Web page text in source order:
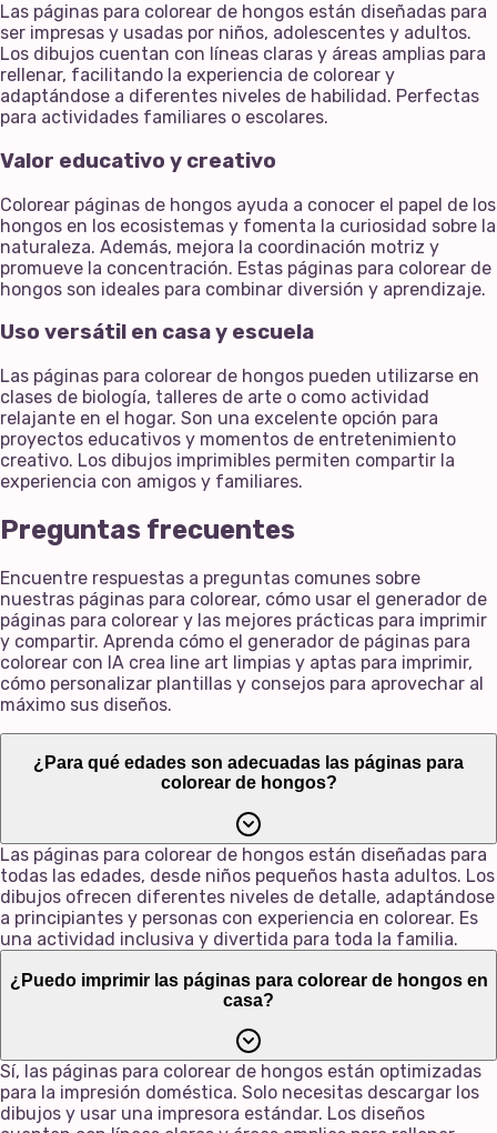
Las páginas para colorear de hongos están diseñadas para
ser impresas y usadas por niños, adolescentes y adultos.
Los dibujos cuentan con líneas claras y áreas amplias para
rellenar, facilitando la experiencia de colorear y
adaptándose a diferentes niveles de habilidad. Perfectas
para actividades familiares o escolares.
Valor educativo y creativo
Colorear páginas de hongos ayuda a conocer el papel de los
hongos en los ecosistemas y fomenta la curiosidad sobre la
naturaleza. Además, mejora la coordinación motriz y
promueve la concentración. Estas páginas para colorear de
hongos son ideales para combinar diversión y aprendizaje.
Uso versátil en casa y escuela
Las páginas para colorear de hongos pueden utilizarse en
clases de biología, talleres de arte o como actividad
relajante en el hogar. Son una excelente opción para
proyectos educativos y momentos de entretenimiento
creativo. Los dibujos imprimibles permiten compartir la
experiencia con amigos y familiares.
Preguntas frecuentes
Encuentre respuestas a preguntas comunes sobre
nuestras páginas para colorear, cómo usar el generador de
páginas para colorear y las mejores prácticas para imprimir
y compartir. Aprenda cómo el generador de páginas para
colorear con IA crea line art limpias y aptas para imprimir,
cómo personalizar plantillas y consejos para aprovechar al
máximo sus diseños.
¿Para qué edades son adecuadas las páginas para
colorear de hongos?
Las páginas para colorear de hongos están diseñadas para
todas las edades, desde niños pequeños hasta adultos. Los
dibujos ofrecen diferentes niveles de detalle, adaptándose
a principiantes y personas con experiencia en colorear. Es
una actividad inclusiva y divertida para toda la familia.
¿Puedo imprimir las páginas para colorear de hongos en
casa?
Sí, las páginas para colorear de hongos están optimizadas
para la impresión doméstica. Solo necesitas descargar los
dibujos y usar una impresora estándar. Los diseños